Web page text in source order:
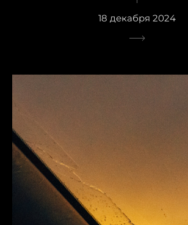
18 декабря 2024